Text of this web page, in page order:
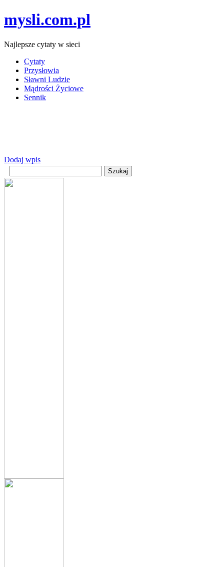
mysli.com.pl
Najlepsze cytaty w sieci
Cytaty
Przysłowia
Sławni Ludzie
Mądrości Życiowe
Sennik
Dodaj wpis